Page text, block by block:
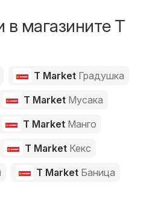
магазините T
T Market Градушка
T Market Мусака
T Market Манго
T Market Кекс
T Market Баница